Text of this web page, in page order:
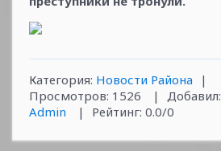
Категория: Новости Района
|
Просмотров: 1526 | Добавил:
Admin
| Рейтинг: 0.0/0